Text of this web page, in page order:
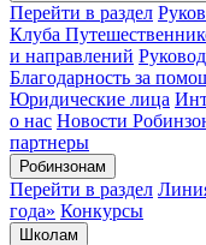
Перейти в раздел
Клуба
и направлений
Благодарность за
Юридические лица
о нас Новости
партнеры
Робинзонам
Перейти в раздел
года» Конкурсы
Школам